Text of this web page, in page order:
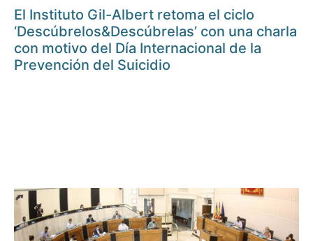
El Instituto Gil-Albert retoma el ciclo
‘Descúbrelos&Descúbrelas’ con una charla
con motivo del Día Internacional de la
Prevención del Suicidio